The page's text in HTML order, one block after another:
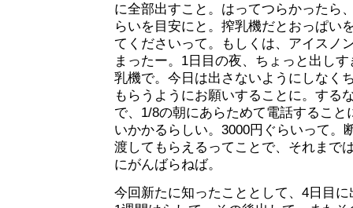
に全部出すこと。はってつらかったら
らいを目安にと。搾乳機だとおっぱい
てくださいって。もしくは、アイスノ
まったー。1日目の夜、ちょっと出し
乳機で。今日は出さないようにしなく
もらうようにお願いすることに。する
で、1/8の朝にあらためて電話すること
いかかるらしい。3000円ぐらいって。
渡してもらえるってことで、それまで
にがんばらねば。
今回新たに知ったこととして、4日目